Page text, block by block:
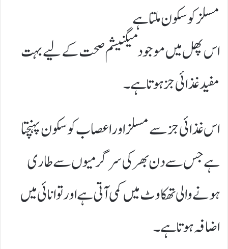
مسلز کو سکون ملتا ہے
اس پھل میں موجود میگنیشم صحت کے لیے بہت
مفید غذائی جز ہوتا ہے۔
اس غذائی جز سے مسلز اور اعصاب کو سکون پہنچتا
ہے جس سے دن بھر کی سرگرمیوں سے طاری
ہونے والی تھکاوٹ میں کمی آتی ہے اور توانائی میں
اضافہ ہوتا ہے۔